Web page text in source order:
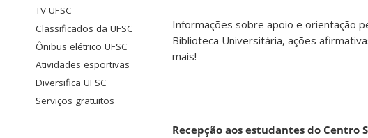
TV UFSC
Classificados da UFSC
Ônibus elétrico UFSC
Atividades esportivas
Diversifica UFSC
Serviços gratuitos
Informações sobre apoio e orientação
Biblioteca Universitária, ações
mais!
Recepção aos estudantes do Centro